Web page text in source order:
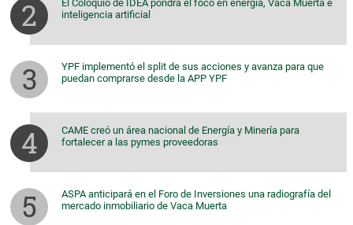
El Coloquio de IDEA pondrá el foco en energía, Vaca Muerta e
inteligencia artificial
YPF implementó el split de sus acciones y avanza para que
puedan comprarse desde la APP YPF
CAME creó un área nacional de Energía y Minería para
fortalecer a las pymes proveedoras
ASPA anticipará en el Foro de Inversiones una radiografía del
mercado inmobiliario de Vaca Muerta